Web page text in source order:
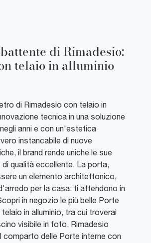
di Rimadesio:
telaio in alluminio
di Rimadesio con telaio in
tecnica in una soluzione
anni e con un'estetica
instancabile di nuove
il brand rende uniche le sue
qualità eccellente. La porta,
un elemento architettonico,
per la casa: ti attendono in
in negozio le più belle Porte
in alluminio, tra cui troverai
visibile in foto. Rimadesio
comparto delle Porte interne con